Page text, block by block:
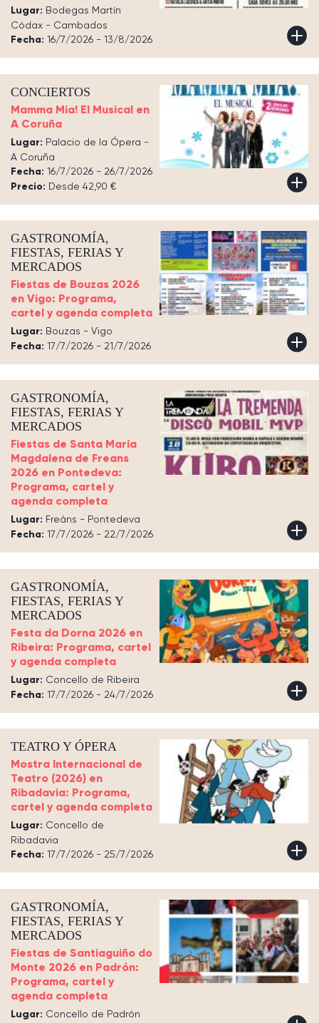
Lugar: Bodegas Martín
Códax - Cambados
Fecha: 16/7/2026 - 13/8/2026
CONCIERTOS
Mamma Mia! El Musical en
A Coruña
Lugar: Palacio de la Ópera -
A Coruña
Fecha: 16/7/2026 - 26/7/2026
Precio: Desde 42,90 €
GASTRONOMÍA,
FIESTAS, FERIAS Y
MERCADOS
Fiestas de Bouzas 2026
en Vigo: Programa,
cartel y agenda completa
Lugar: Bouzas - Vigo
Fecha: 17/7/2026 - 21/7/2026
GASTRONOMÍA,
FIESTAS, FERIAS Y
MERCADOS
Fiestas de Santa María
Magdalena de Freans
2026 en Pontedeva:
Programa, cartel y
agenda completa
Lugar: Freáns - Pontedeva
Fecha: 17/7/2026 - 22/7/2026
GASTRONOMÍA,
FIESTAS, FERIAS Y
MERCADOS
Festa da Dorna 2026 en
Ribeira: Programa, cartel
y agenda completa
Lugar: Concello de Ribeira
Fecha: 17/7/2026 - 24/7/2026
TEATRO Y ÓPERA
Mostra Internacional de
Teatro (2026) en
Ribadavia: Programa,
cartel y agenda completa
Lugar: Concello de
Ribadavia
Fecha: 17/7/2026 - 25/7/2026
GASTRONOMÍA,
FIESTAS, FERIAS Y
MERCADOS
Fiestas de Santiaguiño do
Monte 2026 en Padrón:
Programa, cartel y
agenda completa
Lugar: Concello de Padrón